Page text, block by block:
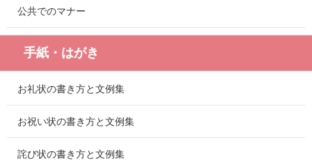
公共でのマナー
手紙・はがき
お礼状の書き方と文例集
お祝い状の書き方と文例集
詫び状の書き方と文例集